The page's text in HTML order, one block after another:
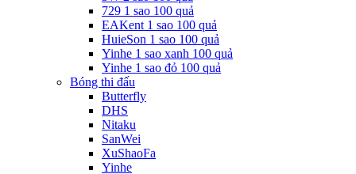
729 1 sao 100 quả
EAKent 1 sao 100 quả
HuieSon 1 sao 100 quả
Yinhe 1 sao xanh 100 quả
Yinhe 1 sao đỏ 100 quả
Bóng thi đấu
Butterfly
DHS
Nitaku
SanWei
XuShaoFa
Yinhe